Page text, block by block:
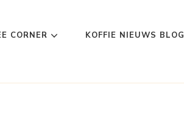
CORNER KOFFIE NIEUWS BLOG